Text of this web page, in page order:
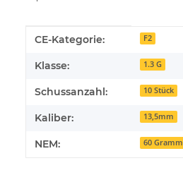
Produkteigenschaft
Wert
CE-Kategorie: F2
Klasse: 1.3 G
Schussanzahl: 10 Stück
Kaliber: 13,5mm
NEM: 60 Gramm